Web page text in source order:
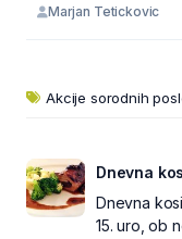
Marjan Tetickovic
Akcije sorodnih
Dnevna
Dnevna
15. uro, ob